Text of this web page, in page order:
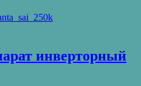
инверторный